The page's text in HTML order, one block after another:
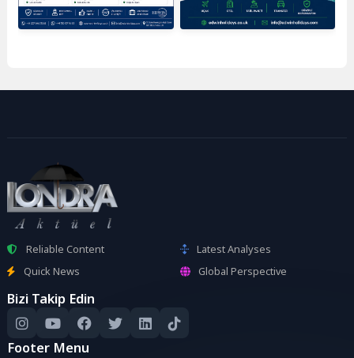
Reliable Content
Latest Analyses
Quick News
Global Perspective
Bizi Takip Edin
Footer Menu